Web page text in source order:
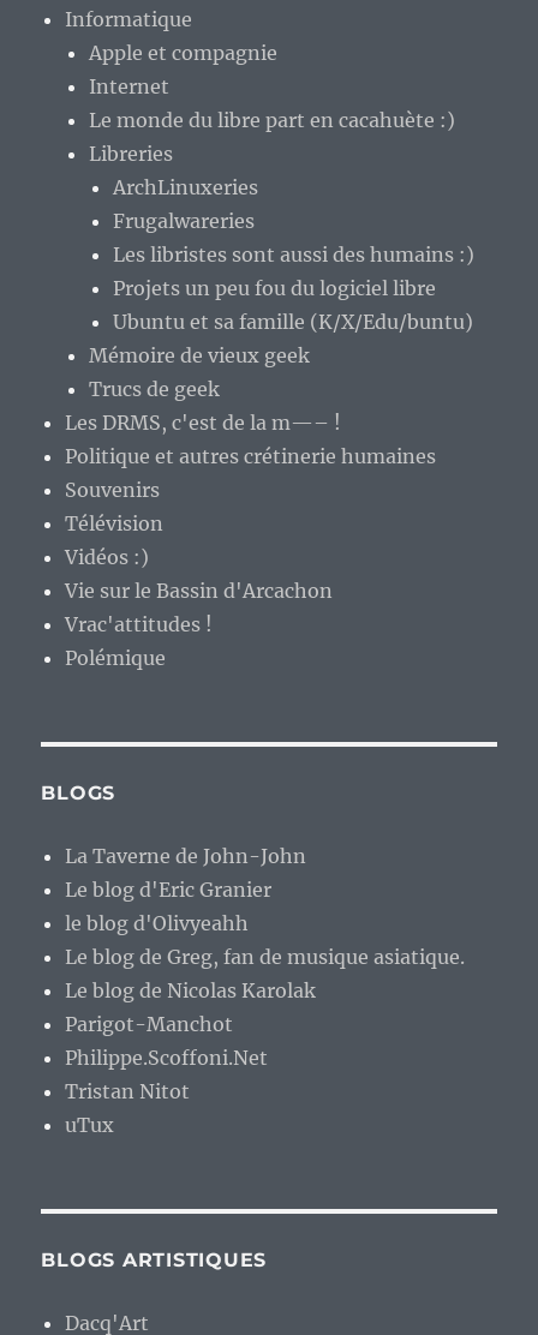
Informatique
Apple et compagnie
Internet
Le monde du libre part en cacahuète :)
Libreries
ArchLinuxeries
Frugalwareries
Les libristes sont aussi des humains :)
Projets un peu fou du logiciel libre
Ubuntu et sa famille (K/X/Edu/buntu)
Mémoire de vieux geek
Trucs de geek
Les DRMS, c'est de la m—– !
Politique et autres crétinerie humaines
Souvenirs
Télévision
Vidéos :)
Vie sur le Bassin d'Arcachon
Vrac'attitudes !
Polémique
BLOGS
La Taverne de John-John
Le blog d'Eric Granier
le blog d'Olivyeahh
Le blog de Greg, fan de musique asiatique.
Le blog de Nicolas Karolak
Parigot-Manchot
Philippe.Scoffoni.Net
Tristan Nitot
uTux
BLOGS ARTISTIQUES
Dacq'Art